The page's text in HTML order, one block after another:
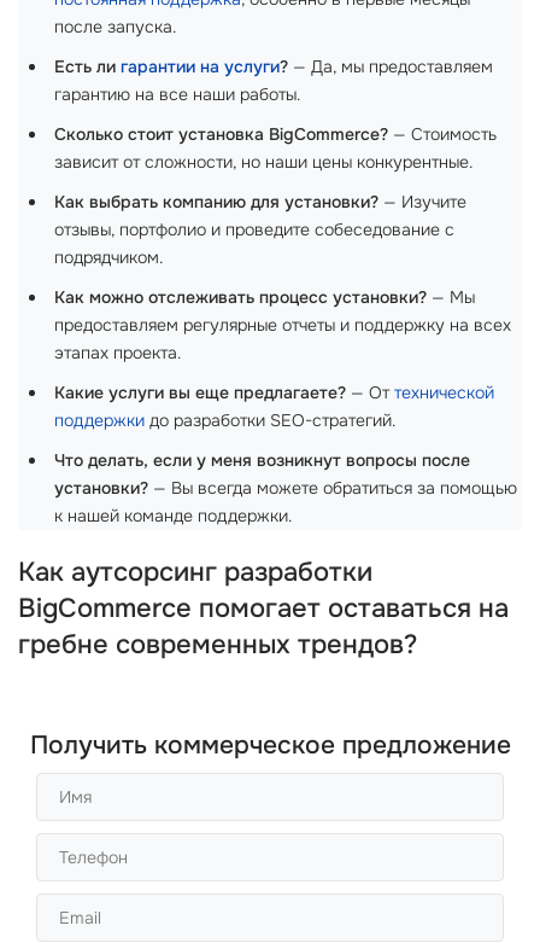
после запуска.
Есть ли гарантии на услуги? — Да, мы предоставляем
гарантию на все наши работы.
Сколько стоит установка BigCommerce? — Стоимость
зависит от сложности, но наши цены конкурентные.
Как выбрать компанию для установки? — Изучите
отзывы, портфолио и проведите собеседование с
подрядчиком.
Как можно отслеживать процесс установки? — Мы
предоставляем регулярные отчеты и поддержку на всех
этапах проекта.
Какие услуги вы еще предлагаете? — Оттехнической
поддержки до разработки SEO-стратегий.
Что делать, если у меня возникнут вопросы после
установки? — Вы всегда можете обратиться за помощью
к нашей команде поддержки.
Как аутсорсинг разработки
BigCommerce помогает оставаться на
гребне современных трендов?
Получить коммерческое предложение